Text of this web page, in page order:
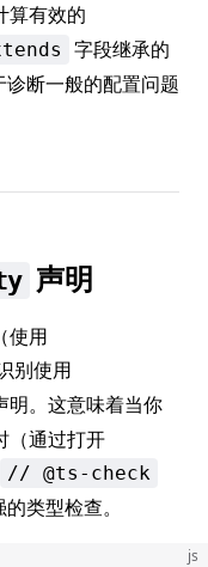
算有效的
字段继承的
断一般的配置问题
声明
使用
别使用
明。这意味着当你
（通过打开
// @ts-check
类型检查。
js